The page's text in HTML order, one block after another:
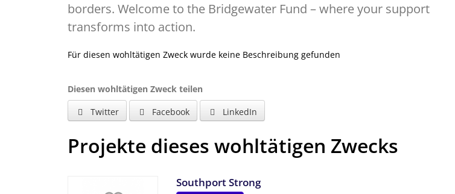
borders. Welcome to the Bridgewater Fund – where your support
transforms into action.
Für diesen wohltätigen Zweck wurde keine Beschreibung gefunden
Diesen wohltätigen Zweck teilen
Twitter
Facebook LinkedIn
Projekte dieses wohltätigen Zwecks
Southport Strong